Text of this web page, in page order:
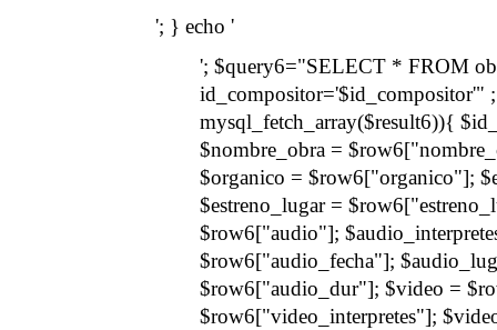
'; } echo '
'; $query6="SELECT * FROM
id_compositor='$id_compositor'"
mysql_fetch_array($result6)){
$nombre_obra =
$organico = $row6["organico"];
$estreno_lugar =
$row6["audio"];
$row6["audio_fecha"];
$row6["audio_dur"]; $video =
$row6["video_interpretes"];